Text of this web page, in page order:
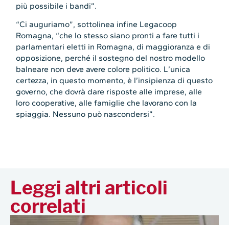
più possibile i bandi”.
“Ci auguriamo”, sottolinea infine Legacoop
Romagna, “che lo stesso siano pronti a fare tutti i
parlamentari eletti in Romagna, di maggioranza e di
opposizione, perché il sostegno del nostro modello
balneare non deve avere colore politico. L’unica
certezza, in questo momento, è l’insipienza di questo
governo, che dovrà dare risposte alle imprese, alle
loro cooperative, alle famiglie che lavorano con la
spiaggia. Nessuno può nascondersi”.
Leggi altri articoli
correlati